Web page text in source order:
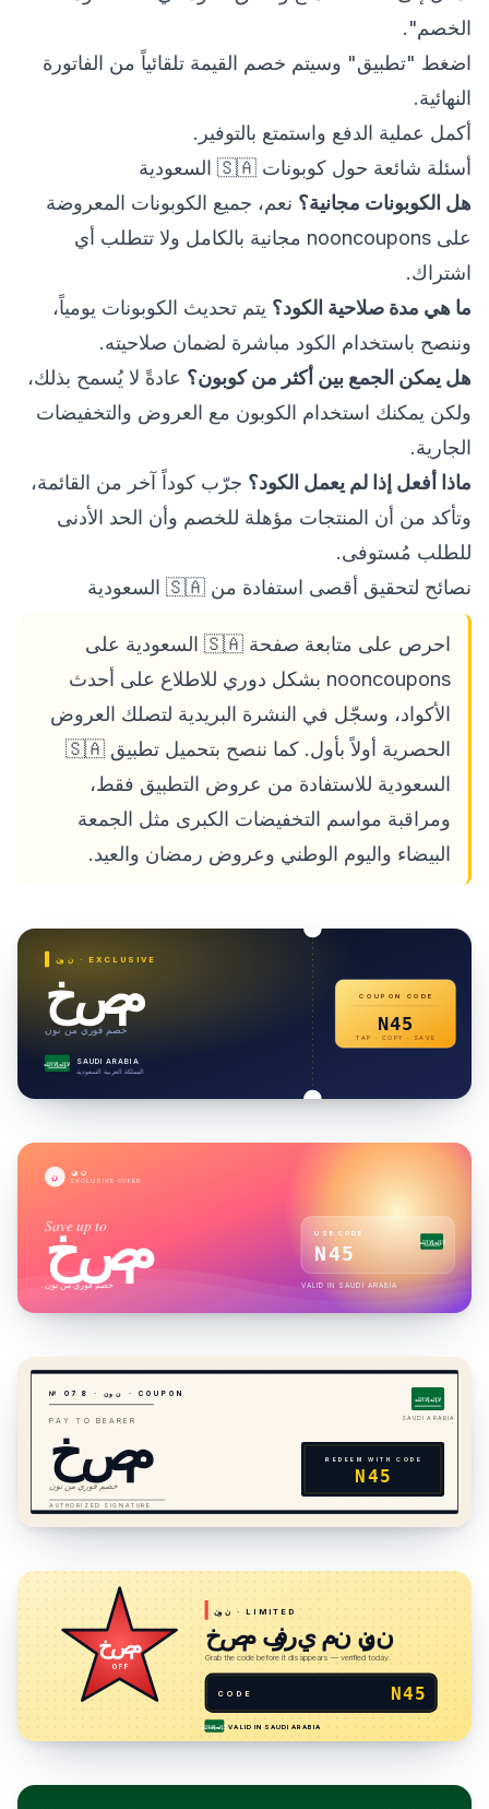
الخصم".
اضغط "تطبيق" وسيتم خصم القيمة تلقائياً من الفاتورة
النهائية.
أكمل عملية الدفع واستمتع بالتوفير.
أسئلة شائعة حول كوبونات 🇸🇦 السعودية
هل الكوبونات مجانية؟ نعم، جميع الكوبونات المعروضة
على nooncoupons مجانية بالكامل ولا تتطلب أي
اشتراك.
ما هي مدة صلاحية الكود؟ يتم تحديث الكوبونات يومياً،
وننصح باستخدام الكود مباشرة لضمان صلاحيته.
هل يمكن الجمع بين أكثر من كوبون؟ عادةً لا يُسمح بذلك،
ولكن يمكنك استخدام الكوبون مع العروض والتخفيضات
الجارية.
ماذا أفعل إذا لم يعمل الكود؟ جرّب كوداً آخر من القائمة،
وتأكد من أن المنتجات مؤهلة للخصم وأن الحد الأدنى
للطلب مُستوفى.
نصائح لتحقيق أقصى استفادة من 🇸🇦 السعودية
احرص على متابعة صفحة 🇸🇦 السعودية على
nooncoupons بشكل دوري للاطلاع على أحدث
الأكواد، وسجّل في النشرة البريدية لتصلك العروض
الحصرية أولاً بأول. كما ننصح بتحميل تطبيق 🇸🇦
السعودية للاستفادة من عروض التطبيق فقط،
ومراقبة مواسم التخفيضات الكبرى مثل الجمعة
البيضاء واليوم الوطني وعروض رمضان والعيد.
نون · EXCLUSIVE
خصم
خصم فوري من نون
لا إله إلا الله SAUDI ARABIA
المملكة العربية السعودية
COUPON CODE
N45
TAP · COPY · SAVE
ن نون
EXCLUSIVE OFFER
Save up to
خصم
خصم فوري من نون
USE CODE
N45
لا إله إلا الله
VALID IN SAUDI ARABIA
№ 0 7 8 · نون · COUPON
PAY TO BEARER
خصم
خصم فوري من نون
AUTHORIZED SIGNATURE
لا إله إلا الله
SAUDI ARABIA
REDEEM WITH CODE
N45
خصم
OFF
نون · LIMITED
خصم فوري من نون
Grab the code before it disappears — verified today.
CODE N45
لا إله إلا الله VALID IN SAUDI ARABIA